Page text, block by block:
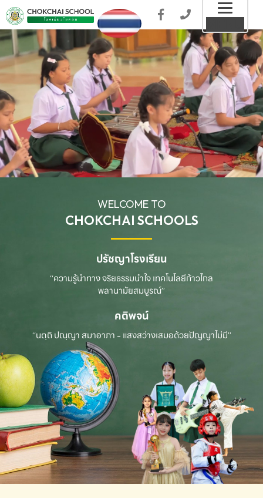
WELCOME TO
CHOKCHAI SCHOOLS
ปรัชญาโรงเรียน
“ความรู้นำทาง จริยธรรมนำใจ เทคโนโลยีก้าวไกล
พลานามัยสมบูรณ์”
คติพจน์
“นตฺถิ ปณฺญา สมาอาภา - แสงสว่างเสมอด้วยปัญญาไม่มี”